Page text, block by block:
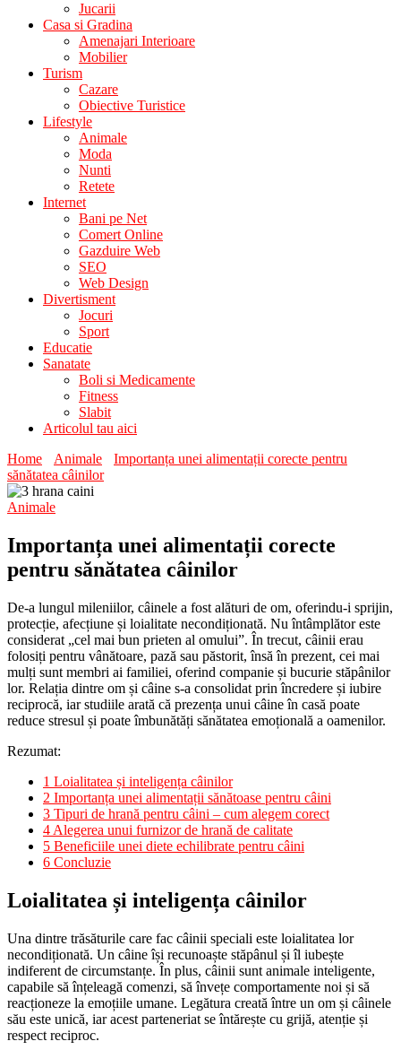
Jucarii
Casa si Gradina
Amenajari Interioare
Mobilier
Turism
Cazare
Obiective Turistice
Lifestyle
Animale
Moda
Nunti
Retete
Internet
Bani pe Net
Comert Online
Gazduire Web
SEO
Web Design
Divertisment
Jocuri
Sport
Educatie
Sanatate
Boli si Medicamente
Fitness
Slabit
Articolul tau aici
Home
Animale
Importanța unei alimentații corecte pentru
sănătatea câinilor
Animale
Importanța unei alimentații corecte
pentru sănătatea câinilor
De-a lungul mileniilor, câinele a fost alături de om, oferindu-i sprijin,
protecție, afecțiune și loialitate necondiționată. Nu întâmplător este
considerat „cel mai bun prieten al omului”. În trecut, câinii erau
folosiți pentru vânătoare, pază sau păstorit, însă în prezent, cei mai
mulți sunt membri ai familiei, oferind companie și bucurie stăpânilor
lor. Relația dintre om și câine s-a consolidat prin încredere și iubire
reciprocă, iar studiile arată că prezența unui câine în casă poate
reduce stresul și poate îmbunătăți sănătatea emoțională a oamenilor.
Rezumat:
1 Loialitatea și inteligența câinilor
2 Importanța unei alimentații sănătoase pentru câini
3 Tipuri de hrană pentru câini – cum alegem corect
4 Alegerea unui furnizor de hrană de calitate
5 Beneficiile unei diete echilibrate pentru câini
6 Concluzie
Loialitatea și inteligența câinilor
Una dintre trăsăturile care fac câinii speciali este loialitatea lor
necondiționată. Un câine își recunoaște stăpânul și îl iubește
indiferent de circumstanțe. În plus, câinii sunt animale inteligente,
capabile să înțeleagă comenzi, să învețe comportamente noi și să
reacționeze la emoțiile umane. Legătura creată între un om și câinele
său este unică, iar acest parteneriat se întărește cu grijă, atenție și
respect reciproc.